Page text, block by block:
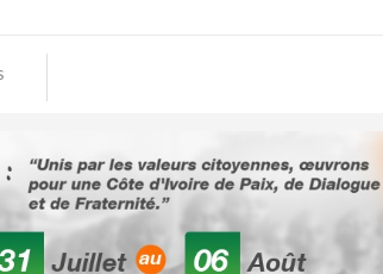
ECONOMIE
Côte d'Ivoire-
CCI-BF désire
échange constant